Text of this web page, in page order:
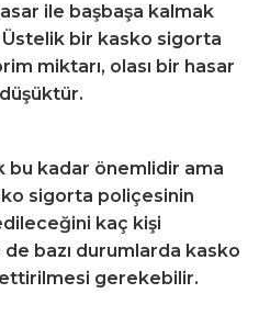
ile başbaşa kalmak
Üstelik bir kasko sigorta
miktarı, olası bir hasar
bu kadar önemlidir ama
sigorta poliçesinin
kaç kişi
bazı durumlarda kasko
gerekebilir.